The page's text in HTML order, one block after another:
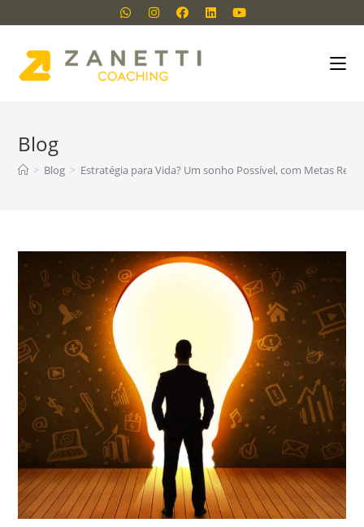
Blog
> Blog > Estratégia para Vida? Um sonho Possível, com Metas Reais